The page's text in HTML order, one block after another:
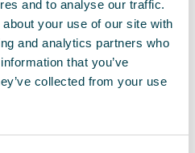
and to analyse our traffic.
your use of our site with
and analytics partners who
that you’ve
collected from your use
och att
krav som är viktiga för din